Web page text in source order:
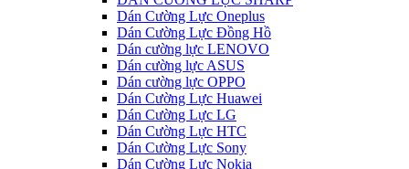
Dán Cường Lực Oneplus
Dán Cường Lực Đồng Hồ
Dán cường lực LENOVO
Dán cường lực ASUS
Dán cường lực OPPO
Dán Cường Lực Huawei
Dán Cường Lực LG
Dán Cường Lực HTC
Dán Cường Lực Sony
Dán Cường Lực Nokia